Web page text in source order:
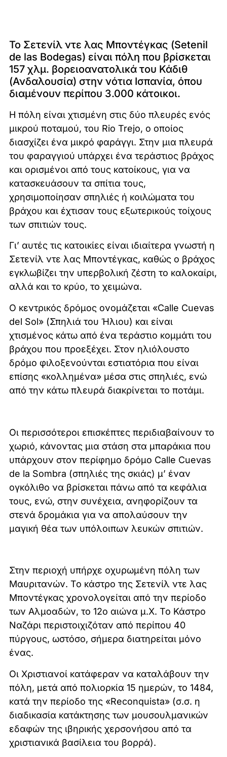
Το Σετενίλ ντε λας Μποντέγκας (Setenil
de las Bodegas) είναι πόλη που βρίσκεται
157 χλμ. βορειοανατολικά του Κάδιθ
(Ανδαλουσία) στην νότια Ισπανία, όπου
διαμένουν περίπου 3.000 κάτοικοι.
H πόλη είναι χτισμένη στις δύο πλευρές ενός
μικρού ποταμού, του Rio Trejo, ο οποίος
διασχίζει ένα μικρό φαράγγι. Στην μια πλευρά
του φαραγγιού υπάρχει ένα τεράστιος βράχος
και ορισμένοι από τους κατοίκους, για να
κατασκευάσουν τα σπίτια τους,
χρησιμοποίησαν σπηλιές ή κοιλώματα του
βράχου και έχτισαν τους εξωτερικούς τοίχους
των σπιτιών τους.
Γι’ αυτές τις κατοικίες είναι ιδιαίτερα γνωστή η
Σετενίλ ντε λας Μποντέγκας, καθώς ο βράχος
εγκλωβίζει την υπερβολική ζέστη το καλοκαίρι,
αλλά και το κρύο, το χειμώνα.
Ο κεντρικός δρόμος ονομάζεται «Calle Cuevas
del Sol» (Σπηλιά του Ήλιου) και είναι
χτισμένος κάτω από ένα τεράστιο κομμάτι του
βράχου που προεξέχει. Στον ηλιόλουστο
δρόμο φιλοξενούνται εστιατόρια που είναι
επίσης «κολλημένα» μέσα στις σπηλιές, ενώ
από την κάτω πλευρά διακρίνεται το ποτάμι.
Οι περισσότεροι επισκέπτες περιδιαβαίνουν το
χωριό, κάνοντας μια στάση στα μπαράκια που
υπάρχουν στον περίφημο δρόμο Calle Cuevas
de la Sombra (σπηλιές της σκιάς) μ’ έναν
ογκόλιθο να βρίσκεται πάνω από τα κεφάλια
τους, ενώ, στην συνέχεια, ανηφορίζουν τα
στενά δρομάκια για να απολαύσουν την
μαγική θέα των υπόλοιπων λευκών σπιτιών.
Στην περιοχή υπήρχε οχυρωμένη πόλη των
Μαυριτανών. Το κάστρο της Σετενίλ ντε λας
Μποντέγκας χρονολογείται από την περίοδο
των Αλμοαδών, το 12ο αιώνα μ.Χ. Το Κάστρο
Ναζάρι περιστοιχιζόταν από περίπου 40
πύργους, ωστόσο, σήμερα διατηρείται μόνο
ένας.
Οι Χριστιανοί κατάφεραν να καταλάβουν την
πόλη, μετά από πολιορκία 15 ημερών, το 1484,
κατά την περίοδο της «Reconquista» (σ.σ. η
διαδικασία κατάκτησης των μουσουλμανικών
εδαφών της ιβηρικής χερσονήσου από τα
χριστιανικά βασίλεια του βορρά).